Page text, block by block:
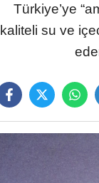
Türkiye’ye
kaliteli su ve